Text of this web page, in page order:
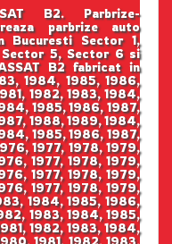
B2. Parbrize-
parbrize auto
Bucuresti Sector 1,
5, Sector 6 si
B2 fabricat in
1984, 1985, 1986,
1982, 1983, 1984,
1985, 1986, 1987,
1988, 1989, 1984,
1985, 1986, 1987,
1977, 1978, 1979,
1977, 1978, 1979,
1977, 1978, 1979,
1977, 1978, 1979,
1984, 1985, 1986,
1983, 1984, 1985,
1982, 1983, 1984,